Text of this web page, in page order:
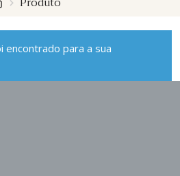
encontrado para a sua